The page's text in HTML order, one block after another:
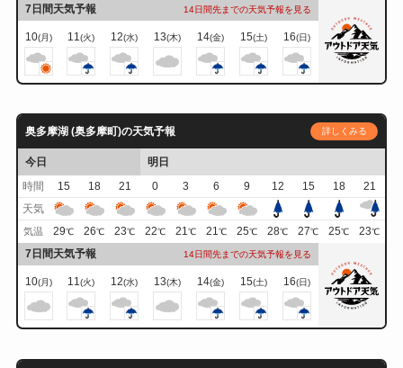
7日間天気予報 14日間先までの天気予報を見る
10(月) 11(火) 12(水) 13(木) 14(金) 15(土) 16(日)
奥多摩湖 (奥多摩町)の天気予報 詳しくみる
今日
明日
時間
15 18 21 0 3 6 9 12 15 18
21
天気
気温 29℃ 26℃ 23℃ 22℃ 21℃ 21℃ 25℃ 28℃ 27℃ 25℃ 23℃
7日間天気予報 14日間先までの天気予報を見る
10(月) 11(火) 12(水) 13(木) 14(金) 15(土) 16(日)